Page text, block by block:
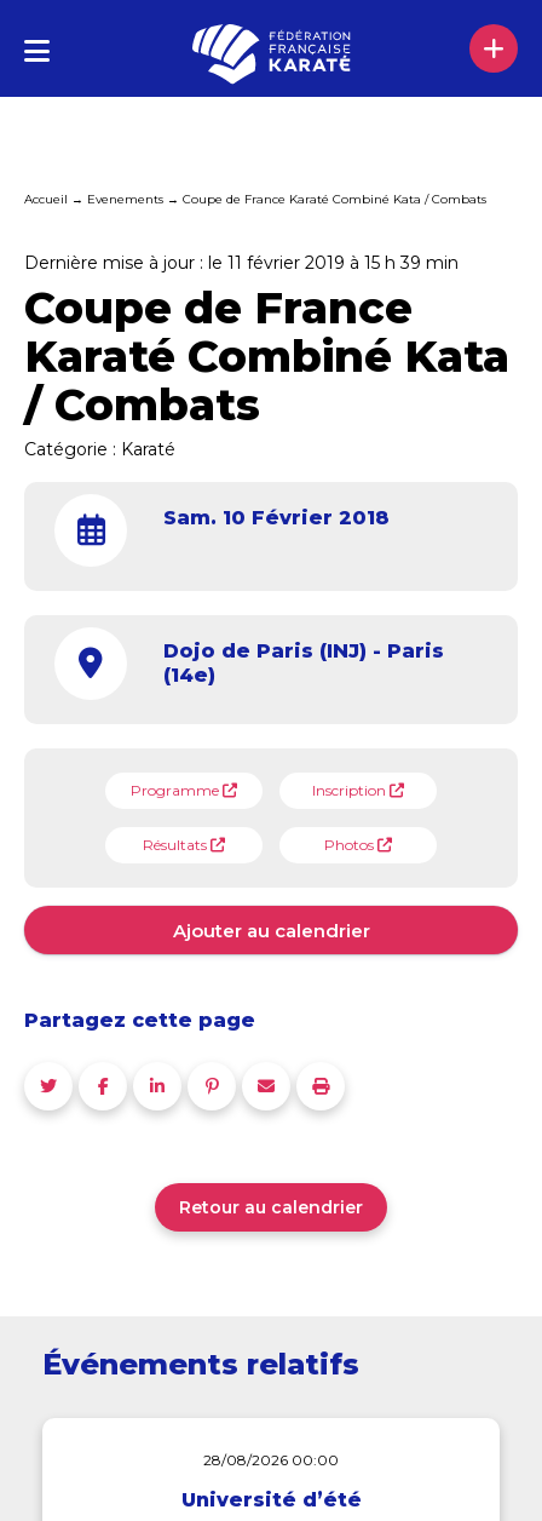
Accueil → Evenements → Coupe de France Karaté Combiné Kata / Combats
Dernière mise à jour : le 11 février 2019 à 15 h 39 min
Coupe de France
Karaté Combiné Kata
/ Combats
Catégorie : Karaté
Sam. 10 Février 2018
Dojo de Paris (INJ) - Paris
(14e)
Programme Inscription
Résultats Photos
Ajouter au calendrier
Partagez cette page
Retour au calendrier
Événements relatifs
28/08/2026 00:00
Université d’été